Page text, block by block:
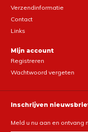
Verzendinformatie
Contact
Links
Mijn account
Registreren
Wachtwoord vergeten
Inschrijven
Meld u nu aan en